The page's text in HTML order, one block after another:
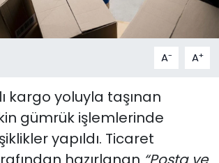
A- A+
kargo yoluyla taşınan
gümrük işlemlerinde
yapıldı. Ticaret